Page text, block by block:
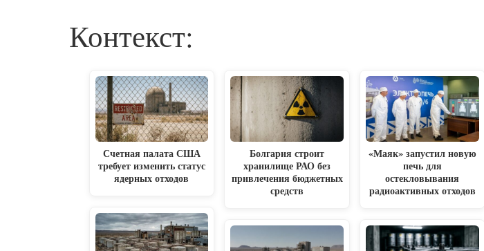
Контекст:
Счетная палата США
требует изменить статус
ядерных отходов
Болгария строит
хранилище РАО без
привлечения бюджетных
средств
«Маяк» запустил новую
печь для
остекловывания
радиоактивных отходов